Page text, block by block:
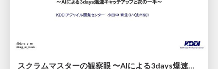
スクラムマスターの観察眼 〜AIによる3days爆速キャッチアップと次の一手〜/The Scrum Master's Insight: Lightning-Fast 3-Day Catch-Up with AI and the Next Move